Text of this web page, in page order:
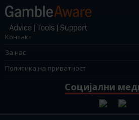
Контакт
За нас
Политика на приватност
Социјални